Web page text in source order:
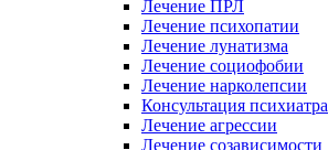
Лечение ПРЛ
Лечение психопатии
Лечение лунатизма
Лечение социофобии
Лечение нарколепсии
Консультация психиатра
Лечение агрессии
Лечение созависимости